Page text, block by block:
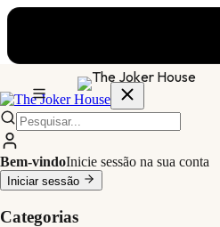
Bem-vindoInicie sessão na sua conta
Iniciar sessão
Categorias